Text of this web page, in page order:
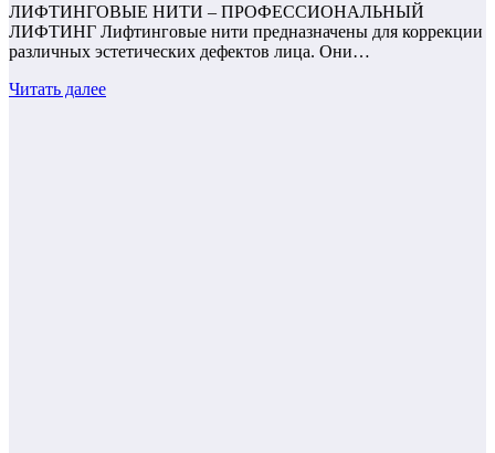
ЛИФТИНГОВЫЕ НИТИ – ПРОФЕССИОНАЛЬНЫЙ
ЛИФТИНГ Лифтинговые нити предназначены для коррекции
различных эстетических дефектов лица. Они…
Читать далее